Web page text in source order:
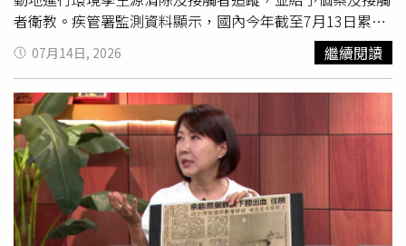
誤判也很常見，更不用說協助外審、非本案的建築師。他以
前段文字說明為例，乍看只要符合60公尺規範即可，但事發
後仔細檢討，其實一段說明裡藏著2種限高標準，建築高度
要在60公尺內，還要同時符合「海拔」限高的114.6~156.8
公尺。「不僅法條隱晦不明，審查過程經過建管處、建築師
公會協審的多名建築師，層層關卡後才核發建照，但竟沒有
一個人發現限高不符合標準。」不管是法條文字的不明確，
或是審查機制的不嚴謹，他認為，整件事以及造成的損失，
都不該由某一單方面來承擔。加入聯署的建築師李志堅也表
示，建築法、技術規則、土管規定，都可以由地方政府機關
自行有解釋權利，而且地方政府下的各機關也會有不同解
者衛教。疾管署監測資料顯示，國內今年截至7月13日累計
1例確定病例，自泰國境外移入。我國自2016年迄今共確診
31例茲卡病毒感染症病例，均為境外移入，感染地多為東南
亞國家（占81％），分別為泰國8例、越南6例、菲律賓、
緬甸及馬來西亞各3例、馬爾地夫2例、印尼、新加坡、聖文
森及格瑞那丁、聖露西亞、美國（佛羅里達州邁阿密）及安
哥拉各1例。全球茲卡病毒感染症疫情自2016年截至2026年
累計至少影響97個國家，目前發生率已遠低於流行高峰期，
且約有80％感染者無症狀，疫情多集中於美洲。美洲今年截
至6月下旬累計逾1.1萬例，疫情以巴西、阿根廷及玻利維亞
為高；東南亞近年疫情呈低度流行且零星病例發生，泰國今
07月14日, 2026 繼續閱讀